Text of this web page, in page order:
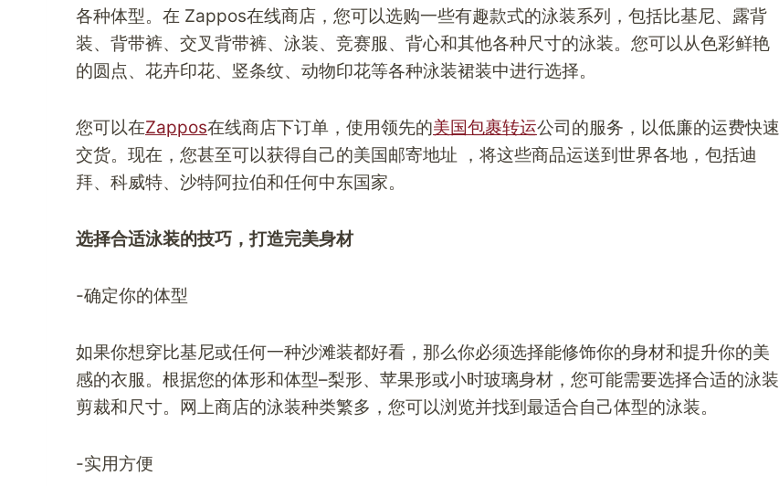
各种体型。在 Zappos在线商店，您可以选购一些有趣款式的泳装系列，包括比基尼、露背
装、背带裤、交叉背带裤、泳装、竞赛服、背心和其他各种尺寸的泳装。您可以从色彩鲜艳
的圆点、花卉印花、竖条纹、动物印花等各种泳装裙装中进行选择。
您可以在Zappos在线商店下订单，使用领先的美国包裹转运公司的服务，以低廉的运费快速
交货。现在，您甚至可以获得自己的美国邮寄地址
，将这些商品运送到世界各地，包括迪
拜、科威特、沙特阿拉伯和任何中东国家。
选择合适泳装的技巧，打造完美身材
-确定你的体型
如果你想穿比基尼或任何一种沙滩装都好看，那么你必须选择能修饰你的身材和提升你的美
感的衣服。根据您的体形和体型–梨形、苹果形或小时玻璃身材，您可能需要选择合适的泳装
剪裁和尺寸。网上商店的泳装种类繁多，您可以浏览并找到最适合自己体型的泳装。
-实用方便